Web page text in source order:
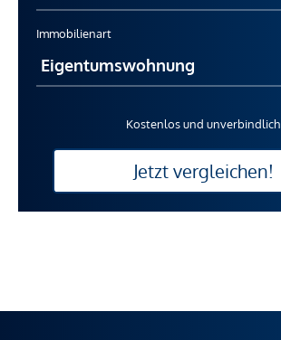
Immobilienart
Kostenlos und unverbindlich
Jetzt vergleichen!